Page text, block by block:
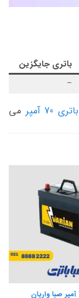
باتری جایگزین
–
باتری 70 آمپر
می